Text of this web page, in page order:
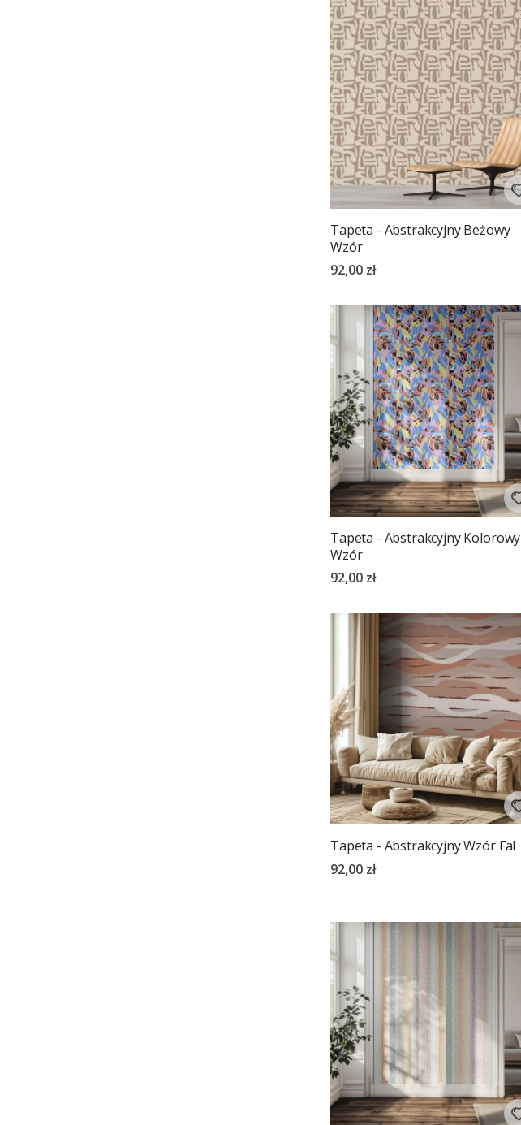
Tapeta - Abstrakcyjny Beżowy
Wzór
92,00 zł
Tapeta - Abstrakcyjny Kolorowy
Wzór
92,00 zł
Tapeta - Abstrakcyjny Wzór Fal
92,00 zł